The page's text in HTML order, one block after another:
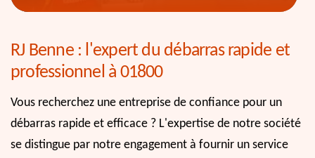
RJ Benne : l'expert du débarras rapide et
professionnel à 01800
Vous recherchez une entreprise de confiance pour un
débarras rapide et efficace ? L'expertise de notre société
se distingue par notre engagement à fournir un service